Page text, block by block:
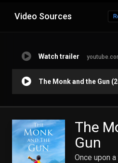
Video Sources
Watch trailer
The Monk and the Gun
The
Gun
Once upon a